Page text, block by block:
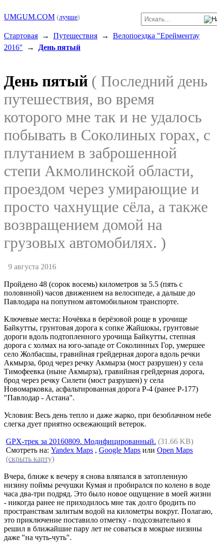
UMGUM.COM (лучше)
Стартовая → Путешествия → Велопоездка "Ерейментау
2016" → День пятый
День пятый ( Последний день
путешествия, во время
которого мне так и не удалось
побывать в Соколиных горах, с
плутанием в заброшенной
степи Акмолинской области,
проездом через умирающие и
просто чахнущие сёла, а также
возвращением домой на
грузовых автомобилях. )
9 августа 2016
Пройдено 48 (сорок восемь) километров за 5.5 (пять с
половиной) часов движением на велосипеде, а дальше до
Павлодара на попутном автомобильном транспорте.
Ключевые места: Ночёвка в берёзовой роще в урочище
Байкутты, грунтовая дорога к сопке Жайшокы, грунтовые
дороги вдоль подтопленного урочища Байкутты, степная
дорога с холмах на юго-западе от Соколинных Гор, умершее
село Жолбасшы, гравийная грейдерная дорога вдоль речки
Акмырза, брод через речку Акмырза (мост разрушен) у села
Тимофеевка (ныне Акмырза), гравийная грейдерная дорога,
брод через речку Силети (мост разрушен) у села
Новомарковка, асфальтированная дорога P-4 (ранее P-177)
"Павлодар - Астана".
Условия: Весь день тепло и даже жарко, при безоблачном небе
слегка дует приятно освежающий ветерок.
GPX-трек за 20160809. Модифицированный. (31.66 KB)
Смотреть на:Yandex Maps ,Google Maps илиOpen Maps
(скрыть карту)
Вчера, ближе к вечеру я снова вляпался в затопленную
низину поймы речушки Кумая и пробирался по колено в воде
часа два-три подряд. Это было новое ощущение в моей жизни
- никогда ранее не приходилось мне так долго бродить по
пространствам залитым водой на километры вокруг. Полагаю,
это приключение поставило отметку - подсознательно я
решил в ближайшие пару лет не соваться в мокрые низины
даже "на чуть-чуть".